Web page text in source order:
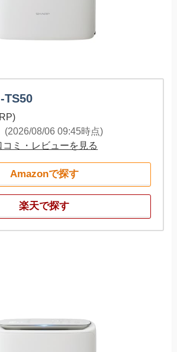
TS50
(2026/08/06 09:45時点)
ミ・レビューを見る
Amazonで探す
楽天で探す